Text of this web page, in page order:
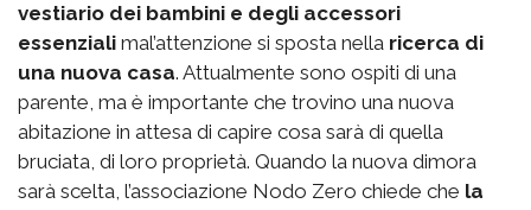
vestiario dei bambini e degli accessori
essenziali mal’attenzione si sposta nella ricerca di
una nuova casa. Attualmente sono ospiti di una
parente, ma è importante che trovino una nuova
abitazione in attesa di capire cosa sarà di quella
bruciata, di loro proprietà. Quando la nuova dimora
sarà scelta, l’associazione Nodo Zero chiede che la